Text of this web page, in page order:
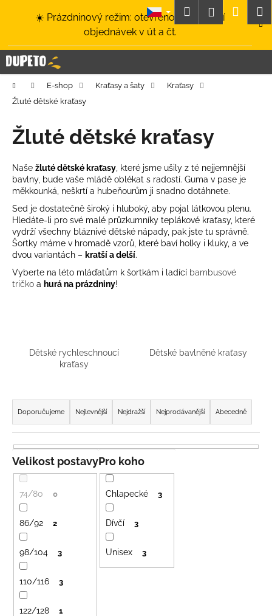
☀️ Prázdninový režim: otevřeno a odesílání
objednávek v út a čt.
HledatPřihlášení
Domů E-shop Kraťasy a šaty
Kraťasy
Žluté dětské kraťasy
Žluté dětské kraťasy
Naše žluté dětské kraťasy , které jsme ušily z té nejjemnější
bavlny, bude vaše mládě oblékat s radostí. Guma v pase je
měkkounká, neškrtí a hubeňourům ji snadno dotáhnete.
Sed je dostatečně široký i hluboký, aby pojal látkovou plenu.
Hledáte-li pro své malé průzkumníky teplákové kraťasy, které
vydrží všechny bláznivé dětské nápady, pak jste tu správně.
Šortky máme v hromadě vzorů, které baví holky i kluky, a ve
dvou variantách – kratší a delší.
Vyberte na léto mláďatům k šortkám i ladící bambusové
tričko a hurá na prázdniny!
Dětské rychleschnoucí
kraťasy
Dětské bavlněné kraťasy
Ř
a
z
e
n
í
p
o
d
u
ů
Doporučujeme Nejlevnější Nejdražší Nejprodávanější Abecedně
Pro koho
Chlapecké 3
Dívčí 3
Unisex 3
Velikost postavy
74/80 0
86/92 2
98/104 3
110/116 3
122/128 1
í
k C
o
p
t
ř
e
b
u
j
e
t
e
n
a
HLEDAT
D
p
m